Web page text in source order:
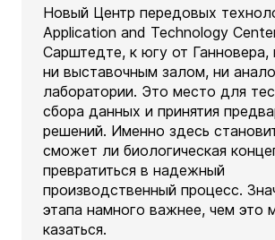
Новый Центр передовых
Application and Technology
Сарштедте, к югу от Ганновера,
ни выставочным залом, ни
лаборатории. Это место для
сбора данных и принятия
решений. Именно здесь
сможет ли биологическая
превратиться в надежный
производственный процесс.
этапа намного важнее, чем это
казаться.